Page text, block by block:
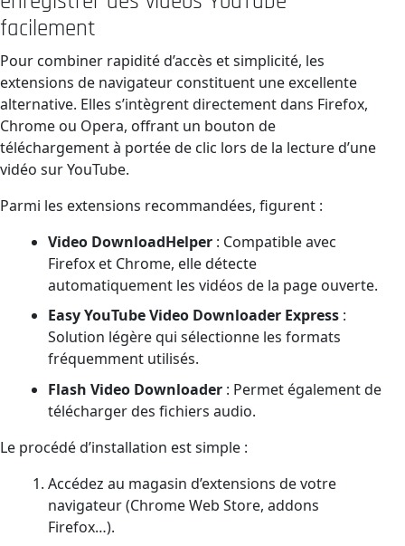
facilement
Pour combiner rapidité d’accès et simplicité, les
extensions de navigateur constituent une excellente
alternative. Elles s’intègrent directement dans Firefox,
Chrome ou Opera, offrant un bouton de
téléchargement à portée de clic lors de la lecture d’une
vidéo sur YouTube.
Parmi les extensions recommandées, figurent :
Video DownloadHelper: Compatible avec
Firefox et Chrome, elle détecte
automatiquement les vidéos de la page ouverte.
Easy YouTube Video Downloader Express:
Solution légère qui sélectionne les formats
fréquemment utilisés.
Flash Video Downloader: Permet également de
télécharger des fichiers audio.
Le procédé d’installation est simple :
Accédez au magasin d’extensions de votre
navigateur (Chrome Web Store, addons
Firefox…).